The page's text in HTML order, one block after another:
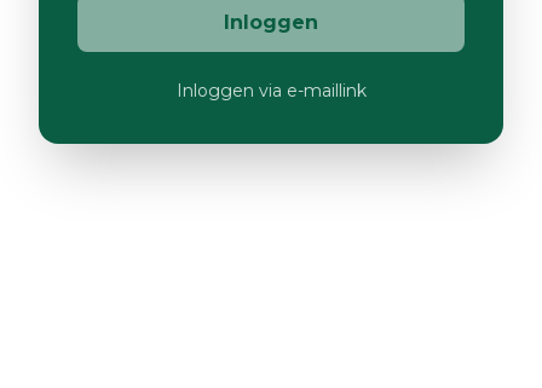
Inloggen
Inloggen via e-maillink